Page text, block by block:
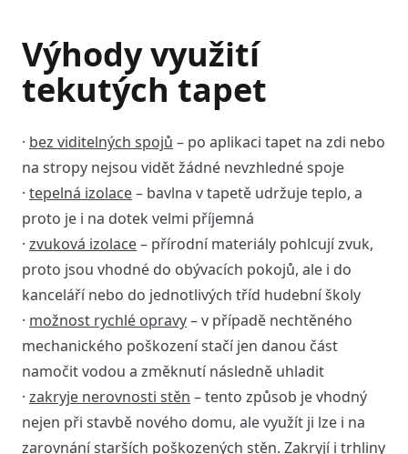
Výhody využití
tekutých tapet
· bez viditelných spojů – po aplikaci tapet na zdi nebo
na stropy nejsou vidět žádné nevzhledné spoje
· tepelná izolace– bavlna v tapetě udržuje teplo, a
proto je i na dotek velmi příjemná
· zvuková izolace– přírodní materiály pohlcují zvuk,
proto jsou vhodné do obývacích pokojů, ale i do
kanceláří nebo do jednotlivých tříd hudební školy
· možnost rychlé opravy– v případě nechtěného
mechanického poškození stačí jen danou část
namočit vodou a změknutí následně uhladit
· zakryje nerovnosti stěn – tento způsob je vhodný
nejen při stavbě nového domu, ale využít ji lze i na
zarovnání starších poškozených stěn. Zakryjí i trhliny